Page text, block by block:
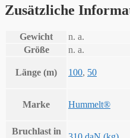
Zusätzliche
Gewicht
n. a.
Größe
n. a.
Länge (m) 100, 50
Marke Hummelt®
Bruchlast in